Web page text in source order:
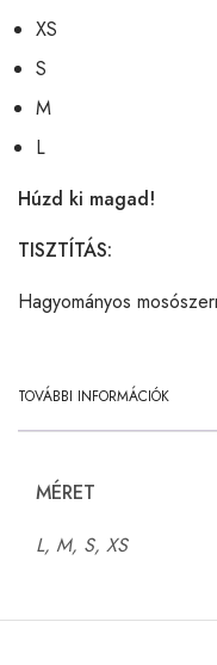
XS
S
M
L
Húzd ki magad!
TISZTÍTÁS:
Hagyományos
TOVÁBBI INFORMÁCIÓK
MÉRET
L, M, S, XS